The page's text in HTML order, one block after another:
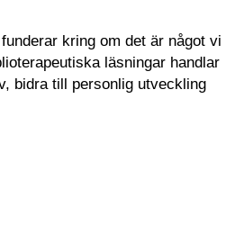
kring om det är något vi
läsningar handlar
bidra till personlig utveckling